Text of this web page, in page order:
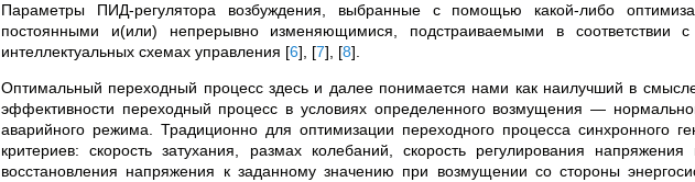
Параметры ПИД-регулятора возбуждения, выбранные с помощью какой-либо
постоянными и(или) непрерывно изменяющимися, подстраиваемыми в
интеллектуальных схемах управления [6] [7] [8]
Оптимальный переходный процесс здесь и далее понимается нами как наилучший в
эффективности переходный процесс в условиях определенного возмущения —
аварийного режима. Традиционно для оптимизации переходного процесса синхронного
критериев: скорость затухания, размах колебаний, скорость регулирования
восстановления напряжения к заданному значению при возмущении со стороны